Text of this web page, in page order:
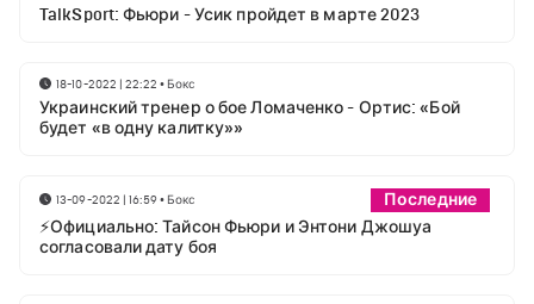
TalkSport: Фьюри - Усик пройдет в марте 2023
18-10-2022 | 22:22 • Бокс
Украинский тренер о бое Ломаченко - Ортис: «Бой
будет «в одну калитку»»
13-09-2022 | 16:59• Бокс
Последние
⚡Официально: Тайсон Фьюри и Энтони Джошуа
согласовали дату боя